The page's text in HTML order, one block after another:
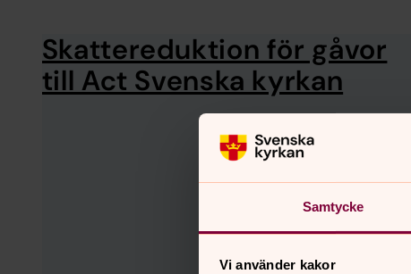
Samtycke
Vi använder kakor
Skattereduktion för gåvor
till Act Svenska kyrkan